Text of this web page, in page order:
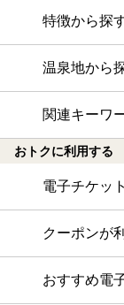
特徴から探
温泉地から
関連キーワ
おトクに利用する
電子チケッ
クーポンが
おすすめ電